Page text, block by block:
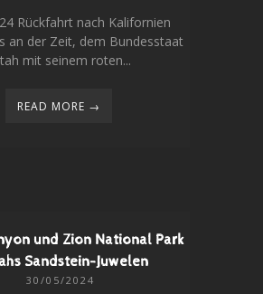
Rückfahrt nach Kalifornien
an der Zeit, dem Bundesstaat
mit seinem roten...
READ MORE →
und Zion National Park
Sandstein-Juwelen
30/05/2024